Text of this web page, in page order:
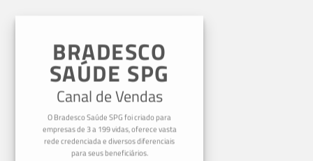
BRADESCO
SAÚDE SPG
Canal de Vendas
O Bradesco Saúde SPG foi criado para
empresas de 3 a 199 vidas, oferece vasta
rede credenciada e diversos diferenciais
para seus beneficiários.